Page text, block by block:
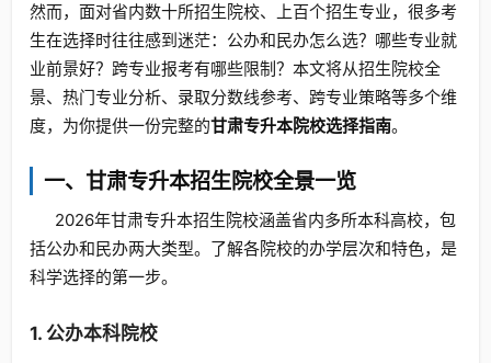
然而，面对省内数十所招生院校、上百个招生专业，很多考
生在选择时往往感到迷茫：公办和民办怎么选？哪些专业就
业前景好？跨专业报考有哪些限制？本文将从招生院校全
景、热门专业分析、录取分数线参考、跨专业策略等多个维
度，为你提供一份完整的甘肃专升本院校选择指南。
一、甘肃专升本招生院校全景一览
2026年甘肃专升本招生院校涵盖省内多所本科高校，包
括公办和民办两大类型。了解各院校的办学层次和特色，是
科学选择的第一步。
1. 公办本科院校